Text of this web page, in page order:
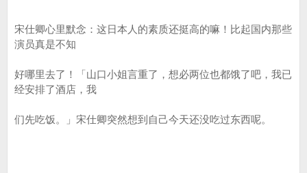
宋仕卿心里默念：这日本人的素质还挺高的嘛！比起国内那些
演员真是不知
好哪里去了！「山口小姐言重了，想必两位也都饿了吧，我已
经安排了酒店，我
们先吃饭。」宋仕卿突然想到自己今天还没吃过东西呢。